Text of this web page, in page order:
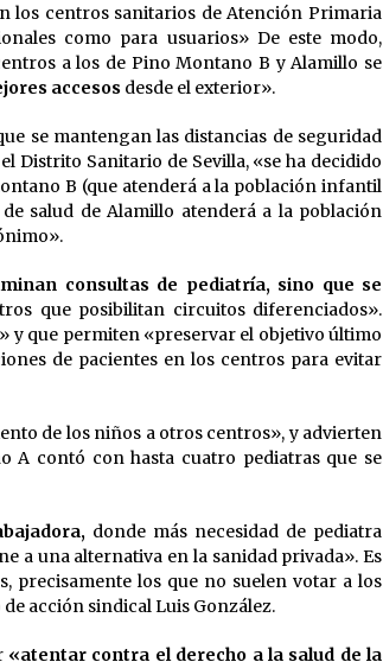
los centros sanitarios de Atención Primaria
como para usuarios» De este modo,
a los de Pino Montano B y Alamillo se
accesos desde el exterior».
se mantengan las distancias de seguridad
Distrito Sanitario de Sevilla, «se ha decidido
B (que atenderá a la población infantil
salud de Alamillo atenderá a la población
consultas de pediatría, sino que se
que posibilitan circuitos diferenciados».
y que permiten «preservar el objetivo último
de pacientes en los centros para evitar
de los niños a otros centros», y advierten
A contó con hasta cuatro pediatras que se
donde más necesidad de pediatra
a una alternativa en la sanidad privada». Es
precisamente los que no suelen votar a los
acción sindical Luis González.
«atentar contra el derecho a la salud de la